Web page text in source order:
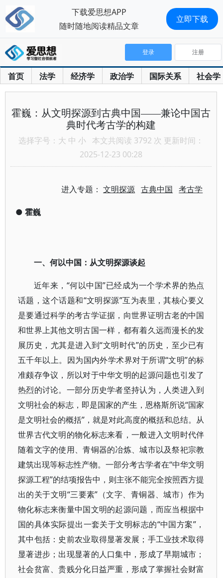
首页 法学 经济学 政治学 国际关系 社会学
登录 注册
霍巍：从文明探源到古典中国——兼论中国古
典时代考古学的构建
选择字号： 大 中 小 本文共阅读 3792 次 更新时间：
2025-12-23 00:28
进入专题：文明探源 古典中国 考古学
● 霍巍
一、何以中国：从文明探源谈起
近年来，“何以中国”已经成为一个学术界的热点
话题，这个话题和“文明探源”互为表里，其核心要义
是要通过科学的考古学证据，向世界证明古老的中国
和世界上其他文明古国一样，都有着久远而漫长的发
展历史，尤其是进入到“文明时代”的历史，至少已有
五千年以上。因为国内外学术界对于所谓“文明”的标
准颇存争议，所以对于中华文明的起源问题也引发了
热烈的讨论。一部分历史学者坚持认为，人类进入到
文明社会的标志，即是国家的产生，恩格斯所说“国家
是文明社会的概括”，就是对此高度的概括和总结。从
世界古代文明的物化标志来看，一般进入文明时代伴
随着文字的使用、青铜器的冶炼、城市以及祭祀宗教
建筑出现等标志性产物。一部分考古学者在“中华文明
探源工程”的结项报告中，则主张不能完全按照西方提
出的关于文明“三要素”（文字、青铜器、城市）作为
物化标志来衡量中国文明的起源问题，而应当根据中
国的具体实际提出一套关于文明标志的“中国方案”，
其中包括：史前农业取得显著发展；手工业技术取得
显著进步；出现显著的人口集中，形成了早期城市；
社会贫富、贵贱分化日益严重，形成了掌握社会财富
下载爱思想APP
随时随地阅读精品文章
立即下载